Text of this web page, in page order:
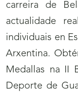
carreira de
actualidade
individuais en
Arxentina.
Medallas na II
Deporte de